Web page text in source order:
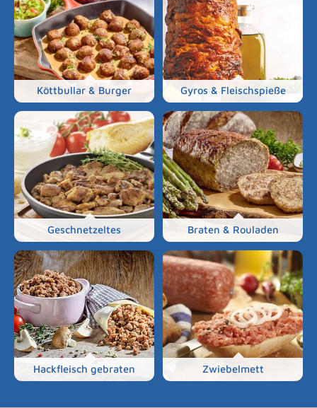
Köttbullar & Burger Gyros & Fleischspieße
Geschnetzeltes Braten & Rouladen
Hackfleisch gebraten Zwiebelmett